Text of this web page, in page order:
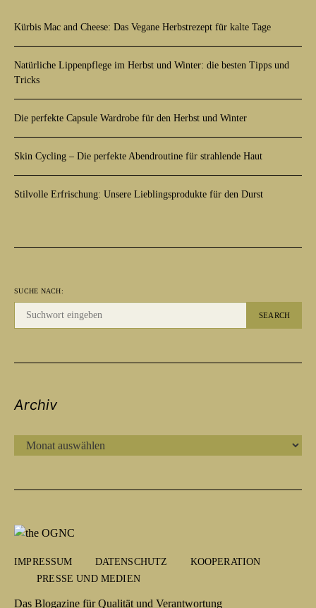
Kürbis Mac and Cheese: Das Vegane Herbstrezept für kalte Tage
Natürliche Lippenpflege im Herbst und Winter: die besten Tipps und
Tricks
Die perfekte Capsule Wardrobe für den Herbst und Winter
Skin Cycling – Die perfekte Abendroutine für strahlende Haut
Stilvolle Erfrischung: Unsere Lieblingsprodukte für den Durst
SUCHE NACH:
SEARCH
Archiv
IMPRESSUM DATENSCHUTZ
KOOPERATION
PRESSE UND MEDIEN
Das Blogazine für Qualität und Verantwortung